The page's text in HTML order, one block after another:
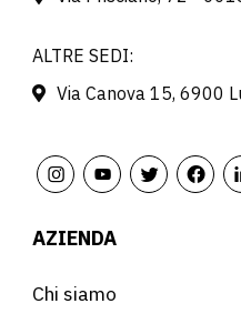
ALTRE SEDI:
Via Canova 15, 6900
AZIENDA
Chi siamo